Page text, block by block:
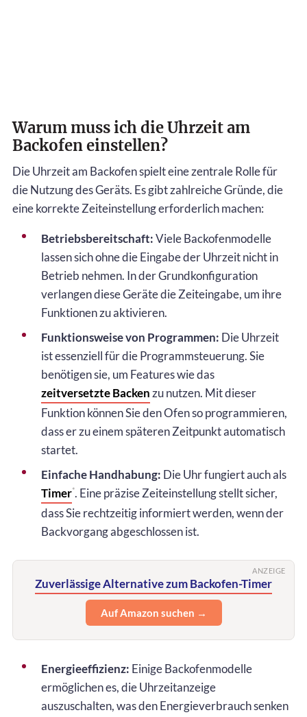
Warum muss ich die Uhrzeit am
Backofen einstellen?
Die Uhrzeit am Backofen spielt eine zentrale Rolle für
die Nutzung des Geräts. Es gibt zahlreiche Gründe, die
eine korrekte Zeiteinstellung erforderlich machen:
Betriebsbereitschaft:Viele Backofenmodelle
lassen sich ohne die Eingabe der Uhrzeit nicht in
Betrieb nehmen. In der Grundkonfiguration
verlangen diese Geräte die Zeiteingabe, um ihre
Funktionen zu aktivieren.
Funktionsweise von Programmen: Die Uhrzeit
ist essenziell für die Programmsteuerung. Sie
benötigen sie, um Features wie das
zeitversetzte Backenzu nutzen. Mit dieser
Funktion können Sie den Ofen so programmieren,
dass er zu einem späteren Zeitpunkt automatisch
startet.
Einfache Handhabung: Die Uhr fungiert auch als
Timer*. Eine präzise Zeiteinstellung stellt sicher,
dass Sie rechtzeitig informiert werden, wenn der
Backvorgang abgeschlossen ist.
ANZEIGE
Zuverlässige Alternative zum Backofen-Timer
Auf Amazon suchen →
Energieeffizienz: Einige Backofenmodelle
ermöglichen es, die Uhrzeitanzeige
auszuschalten, was den Energieverbrauch senken